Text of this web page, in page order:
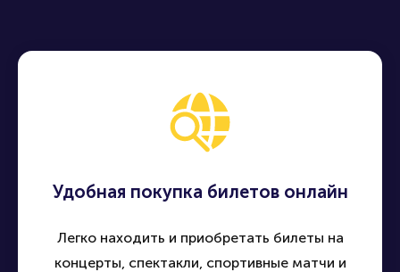
Удобная покупка билетов онлайн
Легко находить и приобретать билеты на
концерты, спектакли, спортивные матчи и